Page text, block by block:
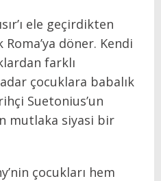
ele geçirdikten
döner. Kendi
farklı
çocuklara babalık
Suetonius’un
mutlaka siyasi bir
çocukları hem